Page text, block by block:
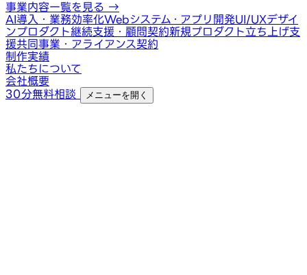
事業内容一覧を見る →
AI導入・業務効率化Webシステム・アプリ開発UI/UXデザイ
ンプロダクト継続支援・顧問契約新規プロダクト立ち上げ支
援共同事業・アライアンス契約
制作実績
私たちについて
会社概要
30分無料相談
メニューを開く